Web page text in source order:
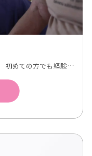
訪問看護ステーションのお仕事です。 初めての方でも経験豊富な看護師が同行訪問し、丁寧に指導します。 精神科訪問看護研修などの外部研修にも積極的に参加します。 スキルアップにより昇給もあり。 オンコールあり。(オンコール対応ありの場合オンコール手当支給) 電動自転車などで訪問看護利用者様のご自宅にうかがい、在宅看護サービスを提供します。ご利用者様は退院後のケアが必要な方、点滴・褥瘡処置・熱傷外傷の処置や、ターミナルケアの方々が中心となります。また、難病、精神科訪問看護、も実施しています。 訪問看護が初めての方でもベテラン訪問看護師が同行訪問してスキルアップをサポートしますので、安心して働いていただけます。